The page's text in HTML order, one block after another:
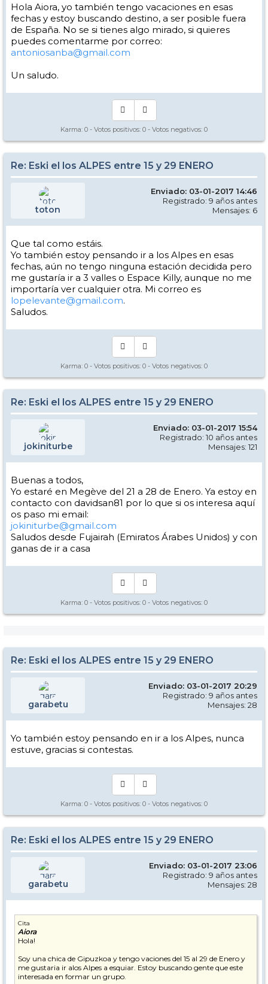
Hola Aiora, yo también tengo vacaciones en esas
fechas y estoy buscando destino, a ser posible fuera
de España. No se si tienes algo mirado, si quieres
puedes comentarme por correo:
antoniosanba@gmail.com
Un saludo.
Karma: 0 - Votos positivos: 0 - Votos negativos: 0
Re: Eski el los ALPES entre 15 y 29 ENERO
toton
Enviado: 03-01-2017 14:46
Registrado: 9 años antes
Mensajes: 6
Que tal como estáis.
Yo también estoy pensando ir a los Alpes en esas
fechas, aún no tengo ninguna estación decidida pero
me gustaría ir a 3 valles o Espace Killy, aunque no me
importaría ver cualquier otra. Mi correo es
lopelevante@gmail.com.
Saludos.
Karma: 0 - Votos positivos: 0 - Votos negativos: 0
Re: Eski el los ALPES entre 15 y 29 ENERO
jokiniturbe
Enviado: 03-01-2017 15:54
Registrado: 10 años antes
Mensajes: 121
Buenas a todos,
Yo estaré en Megève del 21 a 28 de Enero. Ya estoy en
contacto con davidsan81 por lo que si os interesa aquí
os paso mi email:
jokiniturbe@gmail.com
Saludos desde Fujairah (Emiratos Árabes Unidos) y con
ganas de ir a casa
Karma: 0 - Votos positivos: 0 - Votos negativos: 0
Re: Eski el los ALPES entre 15 y 29 ENERO
garabetu
Enviado: 03-01-2017 20:29
Registrado: 9 años antes
Mensajes: 28
Yo también estoy pensando en ir a los Alpes, nunca
estuve, gracias si contestas.
Karma: 0 - Votos positivos: 0 - Votos negativos: 0
Re: Eski el los ALPES entre 15 y 29 ENERO
garabetu
Enviado: 03-01-2017 23:06
Registrado: 9 años antes
Mensajes: 28
Cita
Aiora
Hola!
Soy una chica de Gipuzkoa y tengo vaciones del 15 al 29 de Enero y
me gustaria ir alos Alpes a esquiar. Estoy buscando gente que este
interesada en formar un grupo.